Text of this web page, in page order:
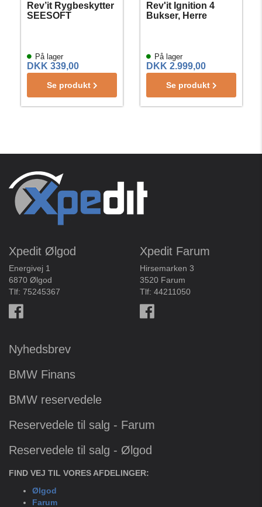
Rev’it Rygbeskytter
SEESOFT
På lager
DKK 339,00
Se produkt
Rev'it Ignition 4
Bukser, Herre
På lager
DKK 2.999,00
Se produkt
Xpedit Ølgod
Energivej 1
6870 Ølgod
Tlf: 75245367
Xpedit Farum
Hirsemarken 3
3520 Farum
Tlf: 44211050
Nyhedsbrev
BMW Finans
BMW reservedele
Reservedele til salg - Farum
Reservedele til salg - Ølgod
FIND VEJ TIL VORES AFDELINGER:
Ølgod
Farum